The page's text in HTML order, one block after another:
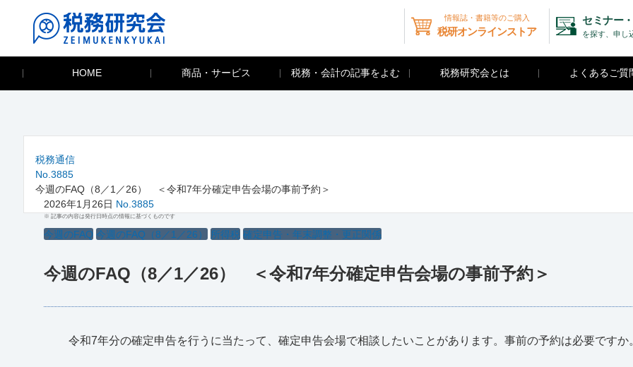
情報誌・書籍等のご購入
税研オンラインストア
セミナー
を探す、申し
HOME 商品・サービス 税務・会計の記事をよむ 税務研究会とは よくあるご質
税務通信
No.3885
今週のFAQ（8／1／26） ＜令和7年分確定申告会場の事前予約＞
2026年1月26日 No.3885
※ 記事の内容は発行日時点の情報に基づくものです
今週のFAQ 今週のFAQ（8／1／26） 所得税 確定申告・年末調整・更正関係
今週のFAQ（8／1／26） ＜令和7年分確定申告会場の事前予約＞
令和7年分の確定申告を行うに当たって、確定申告会場で相談したいことがあります。事前の予約は必要ですか